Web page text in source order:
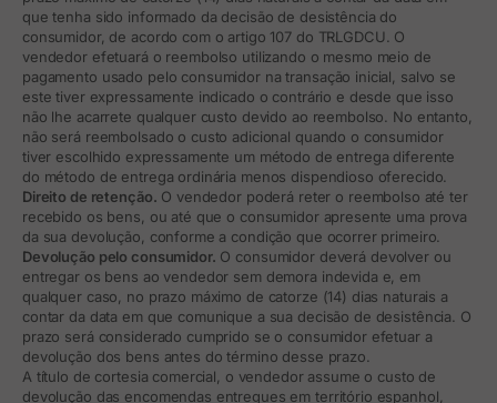
que tenha sido informado da decisão de desistência do
consumidor, de acordo com o artigo 107 do TRLGDCU. O
vendedor efetuará o reembolso utilizando o mesmo meio de
pagamento usado pelo consumidor na transação inicial, salvo se
este tiver expressamente indicado o contrário e desde que isso
não lhe acarrete qualquer custo devido ao reembolso. No entanto,
não será reembolsado o custo adicional quando o consumidor
tiver escolhido expressamente um método de entrega diferente
do método de entrega ordinária menos dispendioso oferecido.
Direito de retenção. O vendedor poderá reter o reembolso até ter
recebido os bens, ou até que o consumidor apresente uma prova
da sua devolução, conforme a condição que ocorrer primeiro.
Devolução pelo consumidor. O consumidor deverá devolver ou
entregar os bens ao vendedor sem demora indevida e, em
qualquer caso, no prazo máximo de catorze (14) dias naturais a
contar da data em que comunique a sua decisão de desistência. O
prazo será considerado cumprido se o consumidor efetuar a
devolução dos bens antes do término desse prazo.
A título de cortesia comercial, o vendedor assume o custo de
devolução das encomendas entregues em território espanhol,